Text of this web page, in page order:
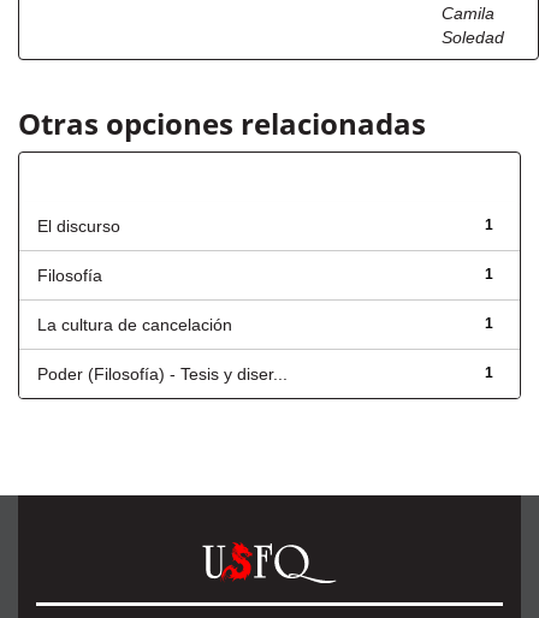
Camila
Soledad
Otras opciones relacionadas
1
El discurso
1
Filosofía
1
La cultura de cancelación
1
Poder (Filosofía) - Tesis y diser...